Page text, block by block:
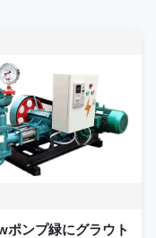
ポンプ緑にグラウト